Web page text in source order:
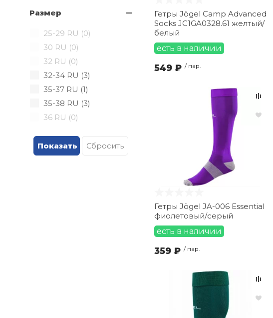
Размер
25-29 RU (0)
30 RU (0)
32 RU (0)
32-34 RU (3)
35-37 RU (1)
35-38 RU (3)
36 RU (0)
38-40 RU (
0)
Гетры Jögel Camp Advanced
Socks JC1GA0328.61 желтый/
белый
есть в наличии
549 ₽ / пар.
Гетры Jögel JA-006 Essential
фиолетовый/серый
есть в наличии
359 ₽ / пар.